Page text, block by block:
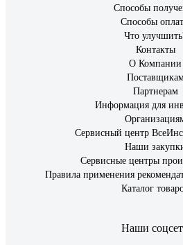
Способы
Способы
Что
Контакты
О Компании
Партнерам
Информация для
Сервисный центр
Наши
Сервисные центры
Правила применения
Каталог
Наши